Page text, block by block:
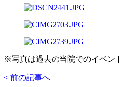
※写真は過去の当院でのイベン
< 前の記事へ